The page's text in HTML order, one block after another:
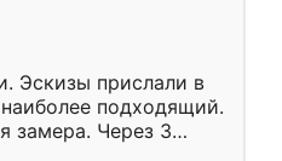
Эскизы прислали в
подходящий.
замера. Через 3
готова. Остались